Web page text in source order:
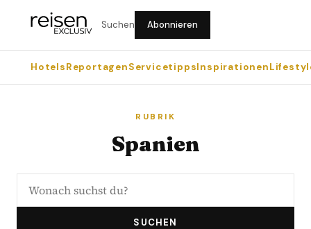
Suchen Abonnieren
HotelsReportagenServicetippsInspirationen
RUBRIK
Spanien
SUCHEN